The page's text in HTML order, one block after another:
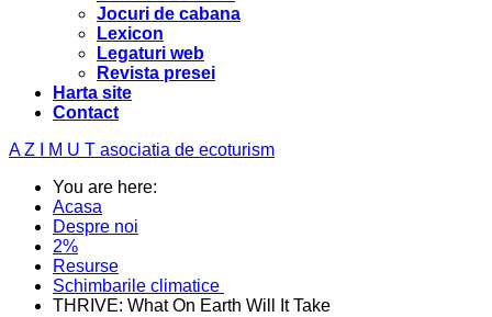
Jocuri de cabana
Lexicon
Legaturi web
Revista presei
Harta site
Contact
A Z I M U T asociatia de ecoturism
You are here:
Acasa
Despre noi
2%
Resurse
Schimbarile climatice
THRIVE: What On Earth Will It Take